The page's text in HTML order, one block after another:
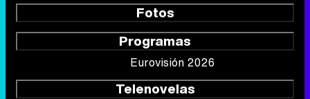
Fotos
Programas
Eurovisión 2026
Telenovelas